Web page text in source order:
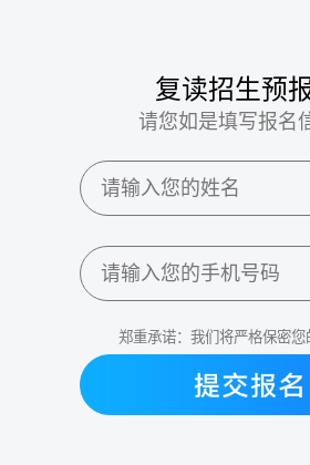
复读招生预
请您如是填写报名
郑重承诺：我们将严格保密您